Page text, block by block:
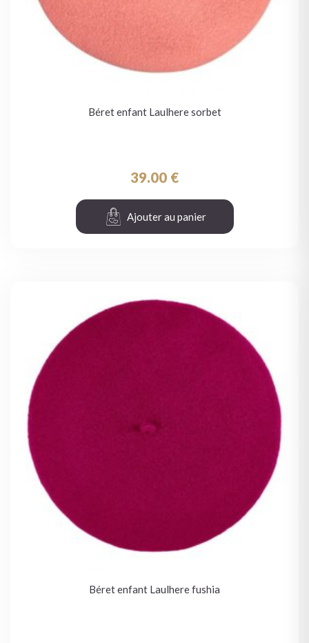
Béret enfant Laulhere sorbet
39.00 €
Ajouter au panier
Béret enfant Laulhere fushia